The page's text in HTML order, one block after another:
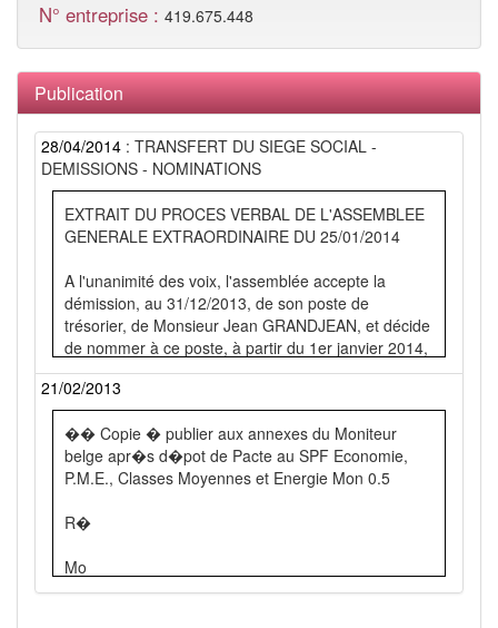
N° entreprise : 419.675.448
Publication
28/04/2014 : TRANSFERT DU SIEGE SOCIAL -
DEMISSIONS - NOMINATIONS
EXTRAIT DU PROCES VERBAL DE L'ASSEMBLEE
GENERALE EXTRAORDINAIRE DU 25/01/2014
A l'unanimité des voix, l'assemblée accepte la
démission, au 31/12/2013, de son poste de
trésorier, de Monsieur Jean GRANDJEAN, et décide
de nommer à ce poste, à partir du 1er janvier 2014,
Monsieur André VERPOORTEN, qui accepte.
A l'unanimité des voix, l'assemblée décide de
transférer, à partir du 1er janvier 2014, le siège
social de
4020 JUPILLE-SUR-MEUSE (Liège).
A l'unanimité des voix, l'assemblée accepte la
démission de son poste de secrétaire, à la date du
21/02/2013
�� Copie � publier aux annexes du Moniteur
belge apr�s d�pot de Pacte au SPF Economie,
P.M.E., Classes Moyennes et Energie Mon 0.5
R�
Mo